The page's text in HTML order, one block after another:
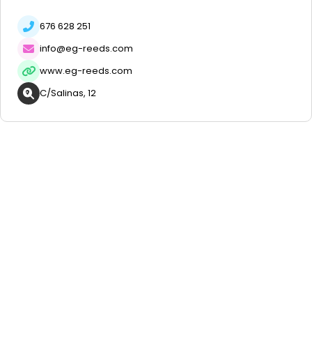
676 628 251
info@eg-reeds.com
www.eg-reeds.com
C/Salinas, 12